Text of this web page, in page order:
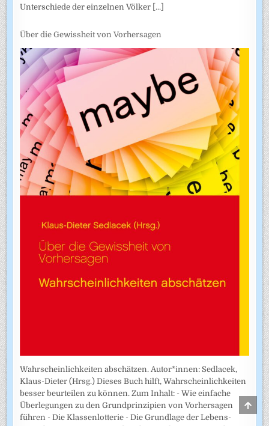
Unterschiede der einzelnen Völker [...]
Über die Gewissheit von Vorhersagen
Wahrscheinlichkeiten abschätzen. Autor*innen: Sedlacek,
Klaus-Dieter (Hrsg.) Dieses Buch hilft, Wahrscheinlichkeiten
besser beurteilen zu können. Zum Inhalt: - Wie einfache
Überlegungen zu den Grundprinzipien von Vorhersagen
führen - Die Klassenlotterie - Die Grundlage der Lebens­
TO
TOP